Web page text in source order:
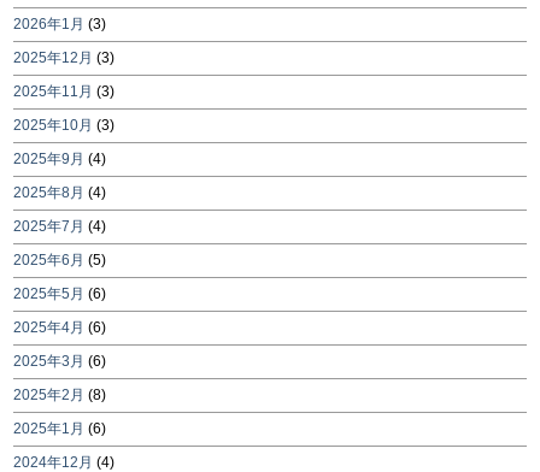
2026年1月 (3)
2025年12月 (3)
2025年11月 (3)
2025年10月 (3)
2025年9月 (4)
2025年8月 (4)
2025年7月 (4)
2025年6月 (5)
2025年5月 (6)
2025年4月 (6)
2025年3月 (6)
2025年2月 (8)
2025年1月 (6)
2024年12月 (4)